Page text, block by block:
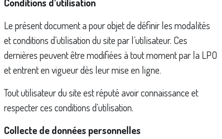
Le présent document a pour objet de définir les modalités
et conditions d’utilisation du site par l’utilisateur. Ces
dernières peuvent être modifiées à tout moment par la LPO
et entrent en vigueur dès leur mise en ligne.
Tout utilisateur du site est réputé avoir connaissance et
respecter ces conditions d’utilisation.
Collecte de données personnelles